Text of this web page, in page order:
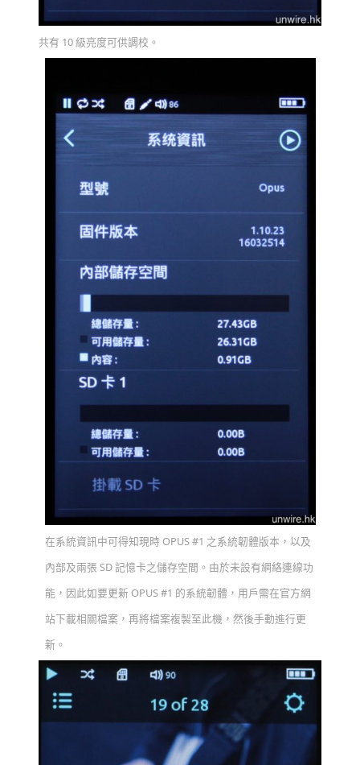
共有 10 級亮度可供調校。
在系統資訊中可得知現時 OPUS #1 之系統韌體版本，以及
內部及兩張 SD 記憶卡之儲存空間。由於未設有網絡連線功
能，因此如要更新 OPUS #1 的系統韌體，用戶需在官方網
站下載相關檔案，再將檔案複製至此機，然後手動進行更
新。